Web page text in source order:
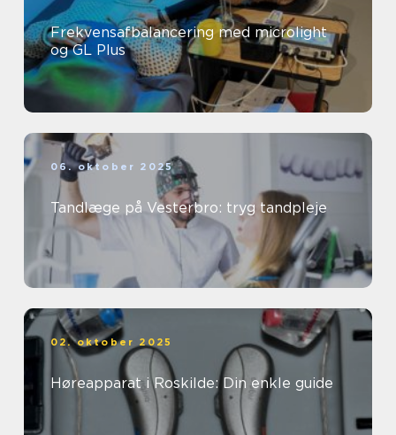
Frekvensafbalancering med microlight
og GL Plus
06. oktober 2025
Tandlæge på Vesterbro: tryg tandpleje
02. oktober 2025
Høreapparat i Roskilde: Din enkle guide